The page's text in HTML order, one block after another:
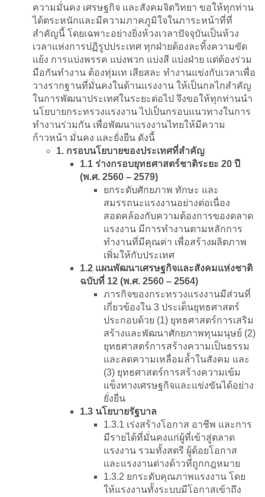
ความมั่นคง เศรษฐกิจ และสังคมจิตวิทยา ขอให้ทุกท่าน
ได้ตระหนักและมีความภาคภูมิใจในภาระหน้าที่ที่
สำคัญนี้ โดยเฉพาะอย่างยิ่งห้วงเวลาปัจจุบันเป็นห้วง
เวลาแห่งการปฏิรูปประเทศ ทุกฝ่ายต้องละทิ้งความขัด
แย้ง การแบ่งพรรค แบ่งพวก แบ่งสี แบ่งฝ่าย แต่ต้องร่วม
มือกันทำงาน ต้องทุ่มเท เสียสละ ทำงานแข่งกับเวลาเพื่อ
วางรากฐานที่มั่นคงในด้านแรงงาน ให้เป็นกลไกสำคัญ
ในการพัฒนาประเทศในระยะต่อไป จึงขอให้ทุกท่านนำ
นโยบายกระทรวงแรงงาน ไปเป็นกรอบแนวทางในการ
ทำงานร่วมกัน เพื่อพัฒนาแรงงานไทยให้มีความ
ก้าวหน้า มั่นคง และยั่งยืน ดังนี้
1. กรอบนโยบายของประเทศที่สำคัญ
1.1 ร่างกรอบยุทธศาสตร์ชาติระยะ 20 ปี
(พ.ศ. 2560 – 2579)
ยกระดับศักยภาพ ทักษะ และ
สมรรถนะแรงงานอย่างต่อเนื่อง
สอดคล้องกับความต้องการของตลาด
แรงงาน มีการทำงานตามหลักการ
ทำงานที่มีคุณค่า เพื่อสร้างผลิตภาพ
เพิ่มให้กับประเทศ
1.2 แผนพัฒนาเศรษฐกิจและสังคมแห่งชาติ
ฉบับที่ 12 (พ.ศ. 2560 – 2564)
ภารกิจของกระทรวงแรงงานมีส่วนที่
เกี่ยวข้องใน 3 ประเด็นยุทธศาสตร์
ประกอบด้วย (1) ยุทธศาสตร์การเสริม
สร้างและพัฒนาศักยภาพทุนมนุษย์ (2)
ยุทธศาสตร์การสร้างความเป็นธรรม
และลดความเหลื่อมล้ำในสังคม และ
(3) ยุทธศาสตร์การสร้างความเข้ม
แข็งทางเศรษฐกิจและแข่งขันได้อย่าง
ยั่งยืน
1.3 นโยบายรัฐบาล
1.3.1 เร่งสร้างโอกาส อาชีพ และการ
มีรายได้ที่มั่นคงแก่ผู้ที่เข้าสู่ตลาด
แรงงาน รวมทั้งสตรี ผู้ด้อยโอกาส
และแรงงานต่างด้าวที่ถูกกฎหมาย
1.3.2 ยกระดับคุณภาพแรงงาน โดย
ให้แรงงานทั้งระบบมีโอกาสเข้าถึง